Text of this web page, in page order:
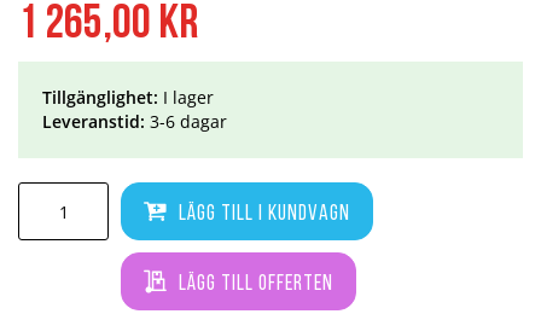
1 265,00 kr
Lägg till i kundvagn
Lägg till offerten
Tillgänglighet: I lager
Leveranstid: 3-6 dagar